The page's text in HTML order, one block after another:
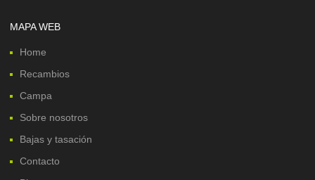
MAPA WEB
Home
Recambios
Campa
Sobre nosotros
Bajas y tasación
Contacto